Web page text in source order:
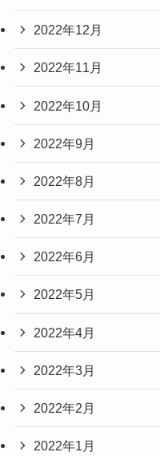
2022年12月
2022年11月
2022年10月
2022年9月
2022年8月
2022年7月
2022年6月
2022年5月
2022年4月
2022年3月
2022年2月
2022年1月